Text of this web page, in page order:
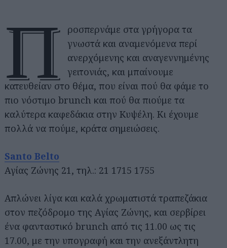
Π
ροσπερνάμε στα γρήγορα τα
γνωστά και αναμενόμενα περί
ανερχόμενης και αναγεννημένης
γειτονιάς, και μπαίνουμε
κατευθείαν στο θέμα, που είναι πού θα φάμε το
πιο νόστιμο brunch και πού θα πιούμε τα
καλύτερα καφεδάκια στην Κυψέλη. Κι έχουμε
πολλά να πούμε, κράτα σημειώσεις.
Santo Belto
Αγίας Ζώνης 21, τηλ.: 21 1715 1755
Απλώνει λίγα και καλά χρωματιστά τραπεζάκια
στον πεζόδρομο της Αγίας Ζώνης, και σερβίρει
ένα φανταστικό brunch από τις 11.00 ως τις
17.00, με την υπογραφή και την ανεξάντλητη